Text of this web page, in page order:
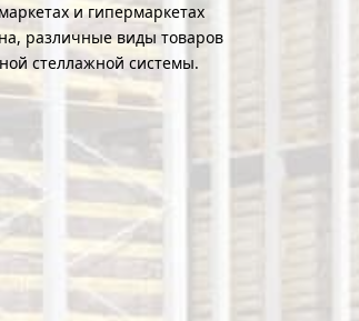
и гипермаркетах
различные виды товаров
стеллажной системы.